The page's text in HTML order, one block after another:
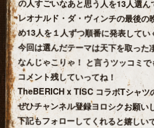
の人すごいなあと思う人を13人選ん
レオナルド・ダ・ヴィンチの最後の
め13人を１人ずつ順番に発表してい
今回は選んだテーマは天下を取った
なんじゃこりゃ！ と言うツッコミ
コメント残していってね！
TheBERICH x TISC コラボTシャツ
ぜひチャンネル登録ヨロシクお願い
下記もフォローしてくれると嬉しい